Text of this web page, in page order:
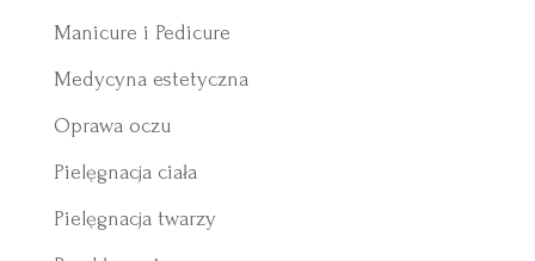
Manicure i Pedicure
Medycyna estetyczna
Oprawa oczu
Pielęgnacja ciała
Pielęgnacja twarzy